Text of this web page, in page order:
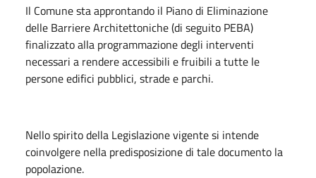
Il Comune sta approntando il Piano di Eliminazione
delle Barriere Architettoniche (di seguito PEBA)
finalizzato alla programmazione degli interventi
necessari a rendere accessibili e fruibili a tutte le
persone edifici pubblici, strade e parchi.
Nello spirito della Legislazione vigente si intende
coinvolgere nella predisposizione di tale documento la
popolazione.